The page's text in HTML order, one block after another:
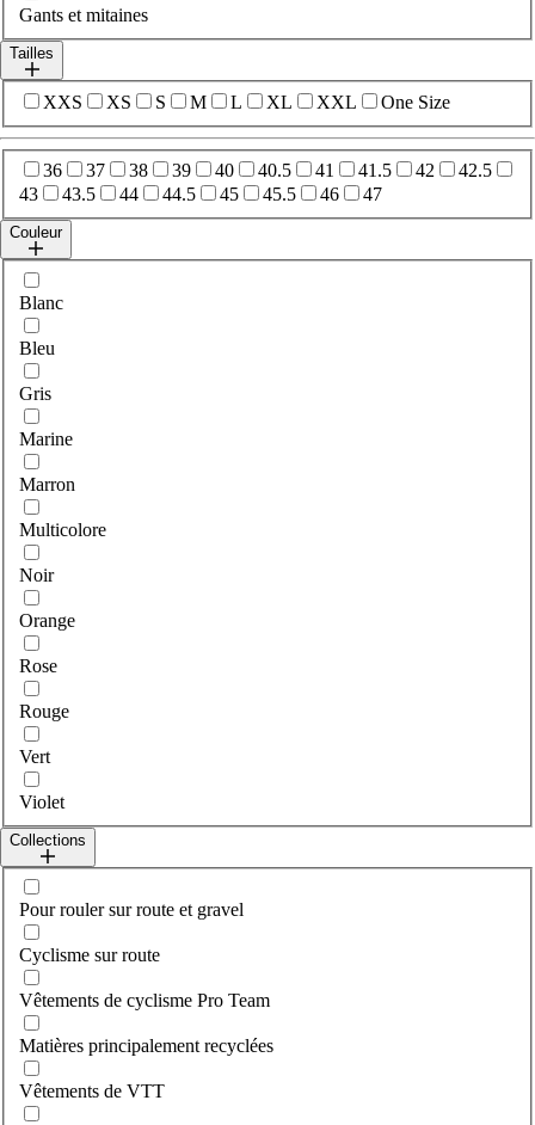
Gants et mitaines
Tailles
Sélectionner sizes
XXS XS S M L XL XXL One Size
Sélectionner sizes
36 37 38 39 40 40.5 41 41.5 42
42.5
43
43.5 44 44.5 45 45.5 46 47
Couleur
Sélectionner colour
Blanc
Bleu
Gris
Marine
Marron
Multicolore
Noir
Orange
Rose
Rouge
Vert
Violet
Collections
Sélectionner collections
Pour rouler sur route et gravel
Cyclisme sur route
Vêtements de cyclisme Pro Team
Matières principalement recyclées
Vêtements de VTT